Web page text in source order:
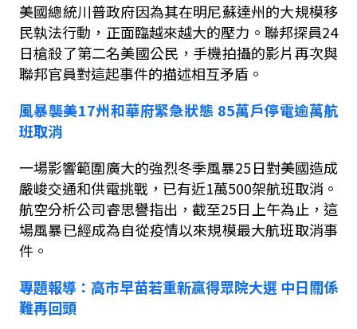
美國總統川普政府因為其在明尼蘇達州的大規模移
民執法行動，正面臨越來越大的壓力。聯邦探員24
日槍殺了第二名美國公民，手機拍攝的影片再次與
聯邦官員對這起事件的描述相互矛盾。
風暴襲美17州和華府緊急狀態 85萬戶停電逾萬航
班取消
一場影響範圍廣大的強烈冬季風暴25日對美國造成
嚴峻交通和供電挑戰，已有近1萬500架航班取消。
航空分析公司睿思譽指出，截至25日上午為止，這
場風暴已經成為自從疫情以來規模最大航班取消事
件。
專題報導： 高市早苗若重新贏得眾院大選 中日關係
難再回頭